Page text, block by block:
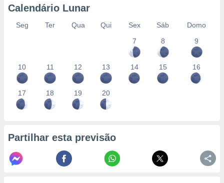
estudos
Calendário Lunar
Seg Ter Qua Qui Sex Sáb
Domo
7
8 9
10 11 12 13 14 15 16
17 18 19 20
Partilhar esta previsão